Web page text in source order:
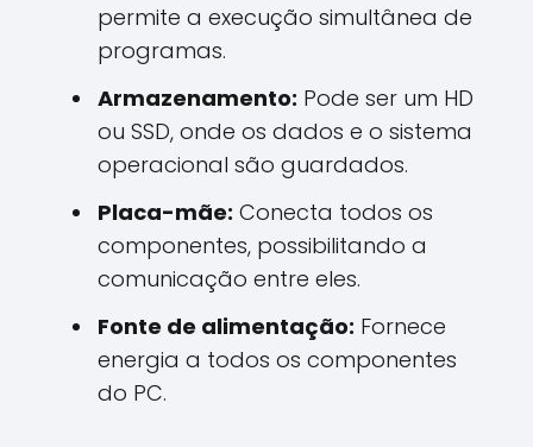
permite a execução simultânea de
programas.
Armazenamento: Pode ser um HD
ou SSD, onde os dados e o sistema
operacional são guardados.
Placa-mãe: Conecta todos os
componentes, possibilitando a
comunicação entre eles.
Fonte de alimentação: Fornece
energia a todos os componentes
do PC.